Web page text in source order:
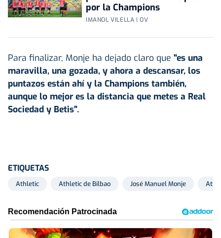
por la Champions
IMANOL VILELLA | OV
Para finalizar, Monje ha dejado claro que "es una
maravilla, una gozada, y ahora a descansar, los
puntazos están ahí y la Champions también,
aunque lo mejor es la distancia que metes a Real
Sociedad y Betis".
ETIQUETAS
Athletic Athletic de Bilbao José Manuel Monje